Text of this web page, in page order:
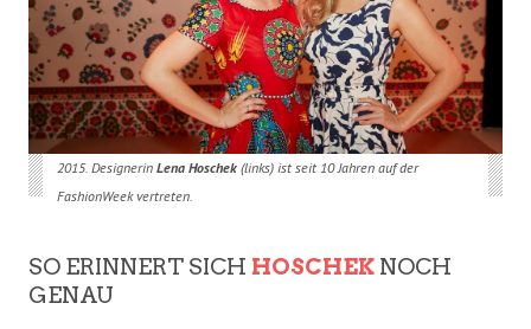
2015. Designerin Lena Hoschek(links) ist seit 10 Jahren auf der
FashionWeek vertreten.
SO ERINNERT SICH HOSCHEK NOCH
GENAU